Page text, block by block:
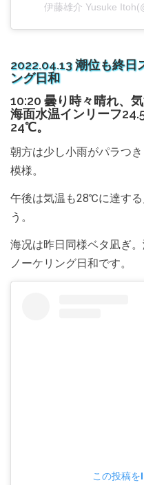
伊藤雄介 Yusuke
2022.04.13 潮位も終日
ング日和
10:20 曇り時々晴れ、
海面水温インリーフ
24℃。
朝方は少し小雨がパラつ
模様。
午後は気温も28℃に達す
う。
海况は昨日同様ベタ凪ぎ
ノーケリング日和です。
この投稿